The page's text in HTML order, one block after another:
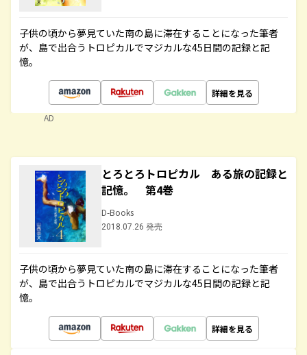
子供の頃から夢見ていた南の島に滞在することになった筆者
が、島で出合うトロピカルでマジカルな45日間の記録と記
憶。
詳細を見る
AD
とろとろトロピカル ある旅の記録と
記憶。 第4巻
D-Books
2018.07.26 発売
子供の頃から夢見ていた南の島に滞在することになった筆者
が、島で出合うトロピカルでマジカルな45日間の記録と記
憶。
詳細を見る